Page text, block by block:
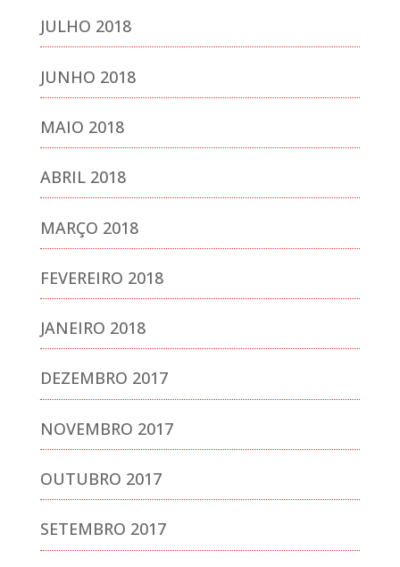
JULHO 2018
JUNHO 2018
MAIO 2018
ABRIL 2018
MARÇO 2018
FEVEREIRO 2018
JANEIRO 2018
DEZEMBRO 2017
NOVEMBRO 2017
OUTUBRO 2017
SETEMBRO 2017